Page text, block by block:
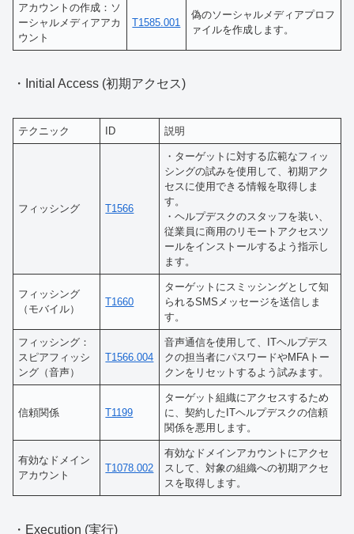
アカウントの作成：ソ
ーシャルメディアアカ
ウント
T1585.001
偽のソーシャルメディアプロフ
ァイルを作成します。
・Initial Access (初期アクセス)
テクニック ID 説明
フィッシング T1566
・ターゲットに対する広範なフィッ
シングの試みを使用して、初期アク
セスに使用できる情報を取得しま
す。
・ヘルプデスクのスタッフを装い、
従業員に商用のリモートアクセスツ
ールをインストールするよう指示し
ます。
フィッシング
（モバイル）
T1660
ターゲットにスミッシングとして知
られるSMSメッセージを送信しま
す。
フィッシング：
スピアフィッシ
ング（音声）
T1566.004
音声通信を使用して、ITヘルプデス
クの担当者にパスワードやMFAトー
クンをリセットするよう試みます。
信頼関係 T1199
ターゲット組織にアクセスするため
に、契約したITヘルプデスクの信頼
関係を悪用します。
有効なドメイン
アカウント
T1078.002
有効なドメインアカウントにアクセ
スして、対象の組織への初期アクセ
スを取得します。
・Execution (実行)